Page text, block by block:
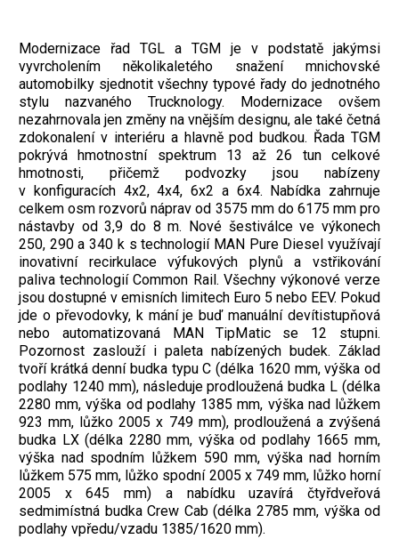
Modernizace řad TGL a TGM je v podstatě jakýmsi
vyvrcholením několikaletého snažení mnichovské
automobilky sjednotit všechny typové řady do jednotného
stylu nazvaného Trucknology. Modernizace ovšem
nezahrnovala jen změny na vnějším designu, ale také četná
zdokonalení v interiéru a hlavně pod budkou. Řada TGM
pokrývá hmotnostní spektrum 13 až 26 tun celkové
hmotnosti, přičemž podvozky jsou nabízeny
v konfiguracích 4x2, 4x4, 6x2 a 6x4. Nabídka zahrnuje
celkem osm rozvorů náprav od 3575 mm do 6175 mm pro
nástavby od 3,9 do 8 m. Nové šestiválce ve výkonech
250, 290 a 340 k s technologií MAN Pure Diesel využívají
inovativní recirkulace výfukových plynů a vstřikování
paliva technologií Common Rail. Všechny výkonové verze
jsou dostupné v emisních limitech Euro 5 nebo EEV. Pokud
jde o převodovky, k mání je buď manuální devítistupňová
nebo automatizovaná MAN TipMatic se 12 stupni.
Pozornost zaslouží i paleta nabízených budek. Základ
tvoří krátká denní budka typu C (délka 1620 mm, výška od
podlahy 1240 mm), následuje prodloužená budka L (délka
2280 mm, výška od podlahy 1385 mm, výška nad lůžkem
923 mm, lůžko 2005 x 749 mm), prodloužená a zvýšená
budka LX (délka 2280 mm, výška od podlahy 1665 mm,
výška nad spodním lůžkem 590 mm, výška nad horním
lůžkem 575 mm, lůžko spodní 2005 x 749 mm, lůžko horní
2005 x 645 mm) a nabídku uzavírá čtyřdveřová
sedmimístná budka Crew Cab (délka 2785 mm, výška od
podlahy vpředu/vzadu 1385/1620 mm).